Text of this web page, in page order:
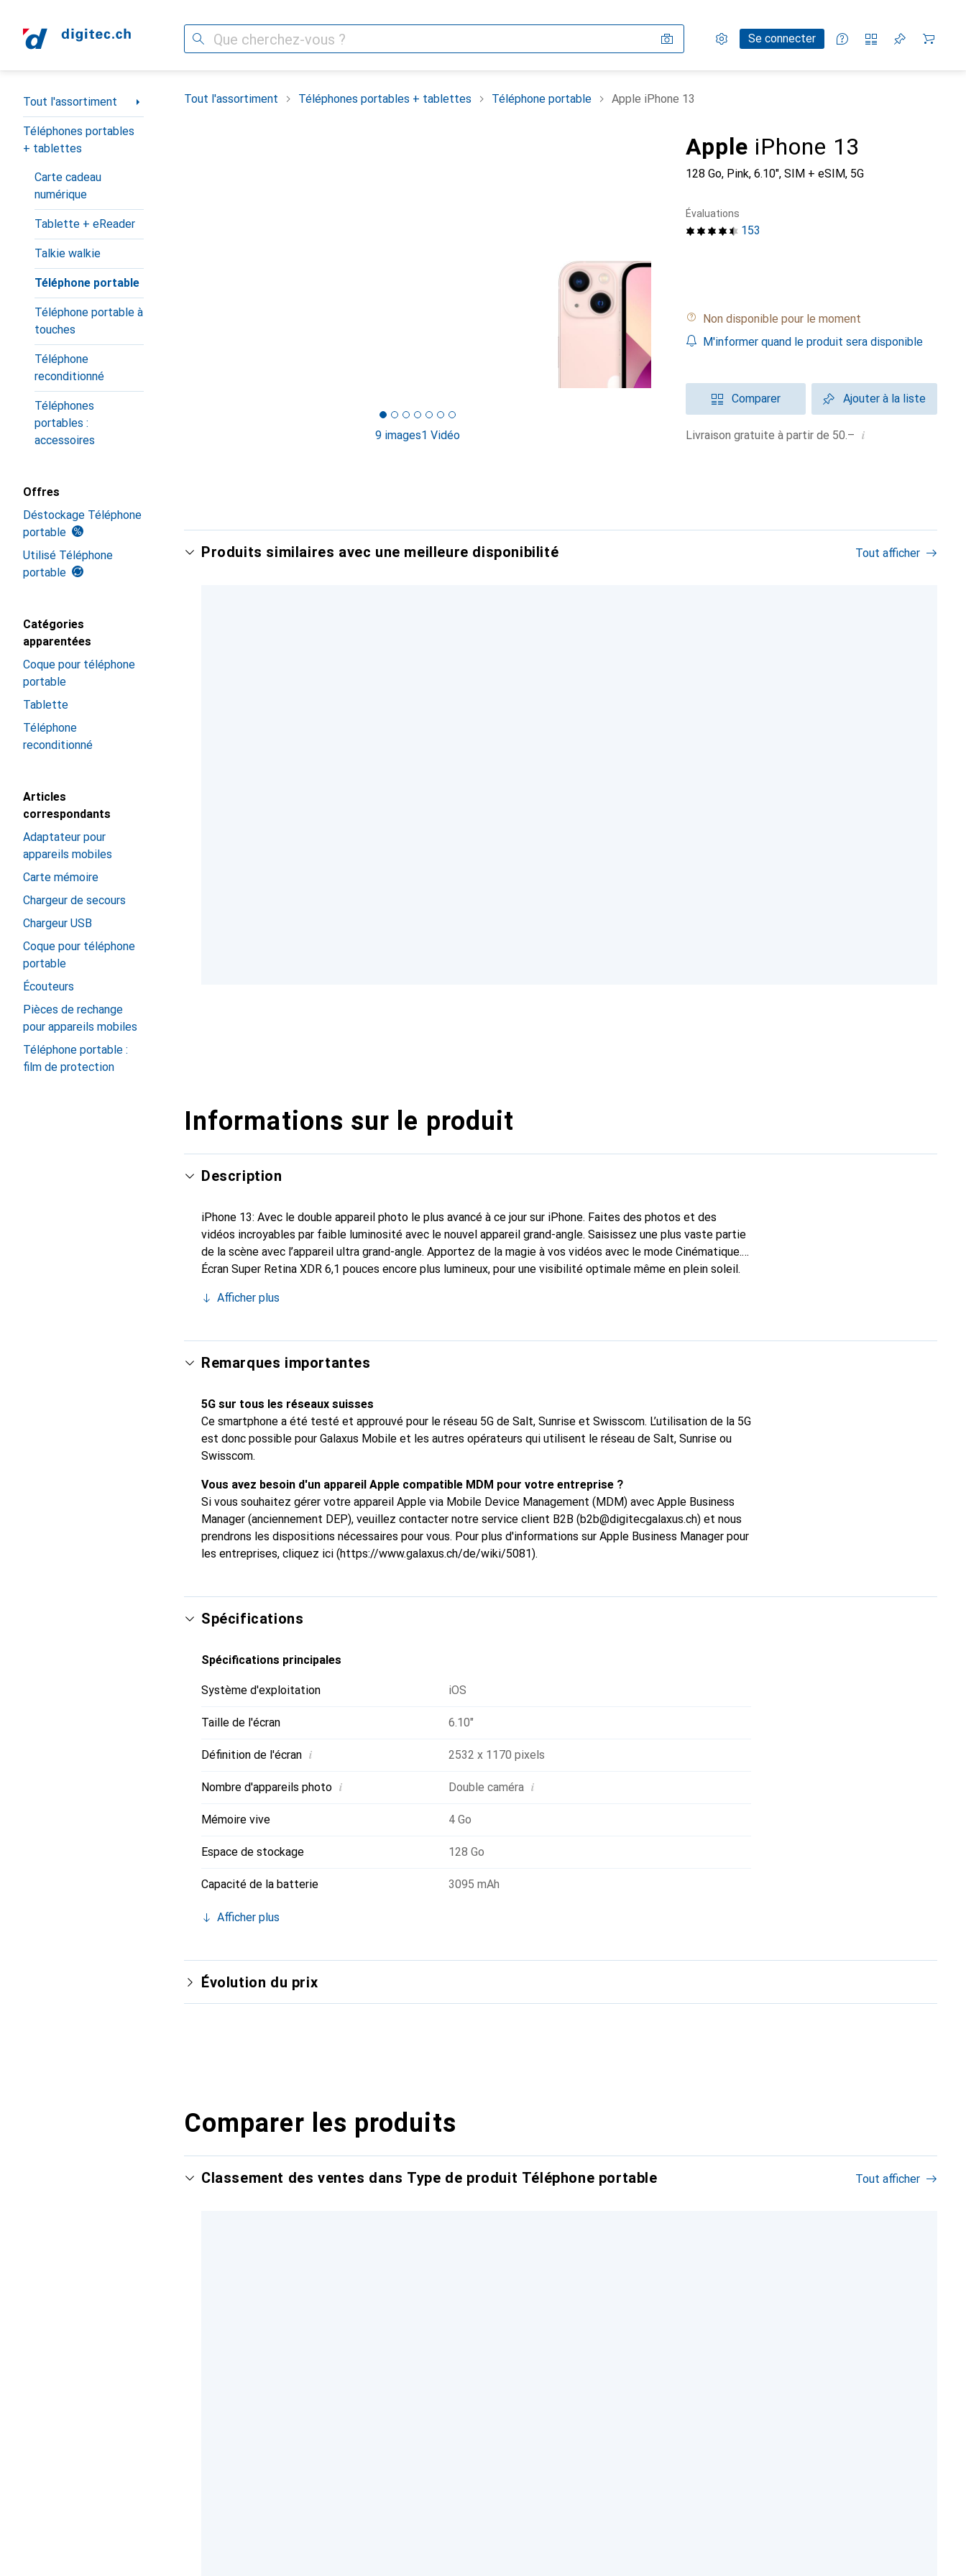
Recherche Paramètres
Compte clientSe connecter
Listes de comparaison
Listes d'envies
Panier
Navigation par catégorie
Tout l'assortiment
Téléphones portables
+ tablettes
Carte cadeau
numérique
Tablette + eReader
Talkie walkie
Téléphone portable
Téléphone portable à
touches
Téléphone
reconditionné
Téléphones
portables :
accessoires
Offres
Déstockage Téléphone
portable
Utilisé Téléphone
portable
Catégories
apparentées
Coque pour téléphone
portable
Tablette
Téléphone
reconditionné
Articles
correspondants
Adaptateur pour
appareils mobiles
Carte mémoire
Chargeur de secours
Chargeur USB
Coque pour téléphone
portable
Écouteurs
Pièces de rechange
pour appareils mobiles
Téléphone portable :
film de protection
Tout l'assortiment Téléphones portables + tablettes Téléphone portable Apple iPhone 13
9 images1 Vidéo
Apple iPhone 13
128 Go, Pink, 6.10", SIM + eSIM, 5G
153
Évaluations
Non disponible pour le moment
M'informer quand le produit sera disponible
Comparer Ajouter à la liste
Livraison gratuite à partir de 50.– i
Produits similaires avec une meilleure disponibilité Tout afficher
Informations sur le produit
Description
iPhone 13: Avec le double appareil photo le plus avancé à ce jour sur iPhone. Faites des photos et des
vidéos incroyables par faible luminosité avec le nouvel appareil grand-angle. Saisissez une plus vaste partie
de la scène avec l’appareil ultra grand-angle. Apportez de la magie à vos vidéos avec le mode Cinématique.
Écran Super Retina XDR 6,1 pouces encore plus lumineux, pour une visibilité optimale même en plein soleil.
élevée assure des photos et des textes d’une netteté irréprochable. Avec la puce A15 Bionic, vos tâches
Styles photographiques, Texte en direct, et bien plus. Et comme elle est plus économe en énergie, elle vous
offre une autonomie nettement améliorée. Design résistant avec Ceramic Shield. Aluminium de qualité
aérospatiale. Meilleure résistance à l’eau du marché (IP68). Avec la 5G, bénéficiez de téléchargements ultra-
dispose de davantage de bandes 5G, vous pouvez accéder à la vitesse 5G dans plus de lieux. Forfait de
données requis. 5G disponible sur certains marchés et auprès de certains opérateurs. Les vitesses varient
selon la configuration des lieux et l’opérateur.
Afficher plus
Remarques importantes
5G sur tous les réseaux suisses
Ce smartphone a été testé et approuvé pour le réseau 5G de Salt, Sunrise et Swisscom. L’utilisation de la 5G
est donc possible pour Galaxus Mobile et les autres opérateurs qui utilisent le réseau de Salt, Sunrise ou
Swisscom.
Vous avez besoin d'un appareil Apple compatible MDM pour votre entreprise ?
Si vous souhaitez gérer votre appareil Apple via Mobile Device Management (MDM) avec Apple Business
Manager (anciennement DEP), veuillez contacter notre service client B2B (b2b@digitecgalaxus.ch) et nous
prendrons les dispositions nécessaires pour vous. Pour plus d'informations sur Apple Business Manager pour
les entreprises, cliquez ici (https://www.galaxus.ch/de/wiki/5081).
Spécifications
Spécifications principales
Système d'exploitation iOS
Taille de l'écran 6.10"
Définition de l'écran i 2532 x 1170 pixels
Nombre d'appareils photo i Double caméra i
Mémoire vive 4 Go
Espace de stockage 128 Go
Capacité de la batterie 3095 mAh
Afficher plus
Évolution du prix
Comparer les produits
Classement des ventes dans Type de produit Téléphone portable Tout afficher